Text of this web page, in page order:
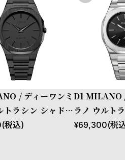
/ ディーワンミ
トラシン シャドウ
トシャドウ
(税込)
D1 MILANO
ラノ ウルト
ィー ブラック
¥69,300(税